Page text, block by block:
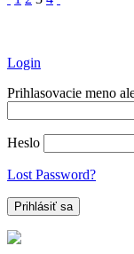
Login
Prihlasovacie meno
Heslo
Lost Password?